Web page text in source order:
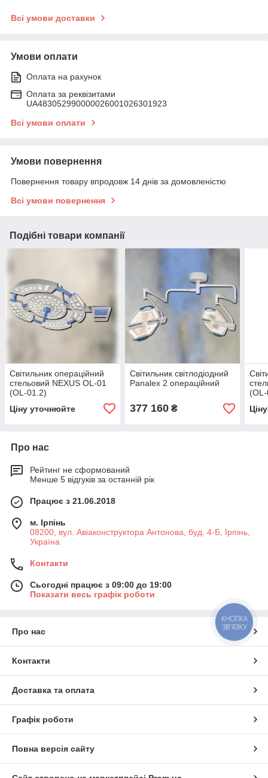
Всі умови доставки
Умови оплати
Оплата на рахунок
Оплата за реквізитами
UA483052990000026001026301923
Всі умови оплати
Умови повернення
Повернення товару впродовж 14 днів за домовленістю
Всі умови повернення
Подібні товари компанії
Світильник операційний
стельовий NEXUS OL-01
(OL-01.2)
Ціну уточнюйте
Світильник світлодіодний
Panalex 2 операційний
377 160₴
Про нас
Рейтинг не сформований
Менше 5 відгуків за останній рік
Працює з 21.06.2018
м. Ірпінь
08200, вул. Авіаконструктора Антонова, буд. 4-Б, Ірпінь,
Україна
Контакти
Сьогодні працює з 09:00 до 19:00
Показати весь графік роботи
Про нас
Контакти
Доставка та оплата
Графік роботи
Повна версія сайту
КНОПКА
ЗВ'ЯЗКУ